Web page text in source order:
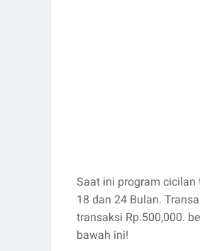
Saat ini program cicilan
18 dan 24 Bulan.
transaksi Rp.500,000.
bawah ini!